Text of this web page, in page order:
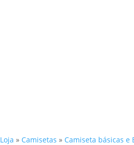
Loja » Camisetas » Camiseta básicas e